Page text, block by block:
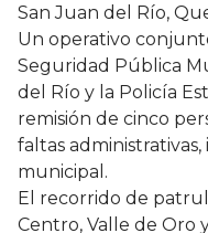
San Juan del Río,
Un operativo
Seguridad Pública
del Río y la Policía
remisión de cinco
faltas
municipal.
El recorrido de
Centro, Valle de Oro